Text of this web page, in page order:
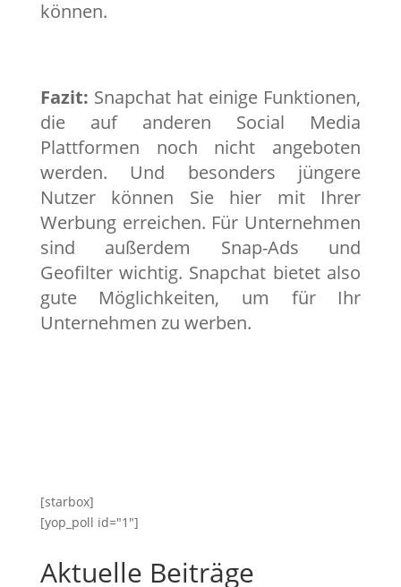
können.
Fazit: Snapchat hat einige Funktionen,
die auf anderen Social Media
Plattformen noch nicht angeboten
werden. Und besonders jüngere
Nutzer können Sie hier mit Ihrer
Werbung erreichen. Für Unternehmen
sind außerdem Snap-Ads und
Geofilter wichtig. Snapchat bietet also
gute Möglichkeiten, um für Ihr
Unternehmen zu werben.
[starbox]
[yop_poll id="1"]
Aktuelle Beiträge